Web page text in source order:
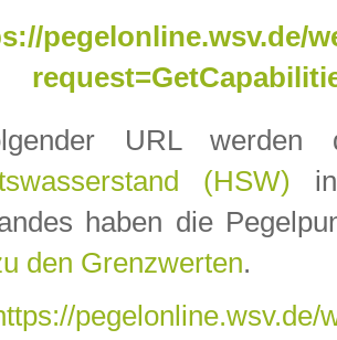
pegelonline.wsv.de/
URL
(HSW)
haben die
den Grenzwerten.